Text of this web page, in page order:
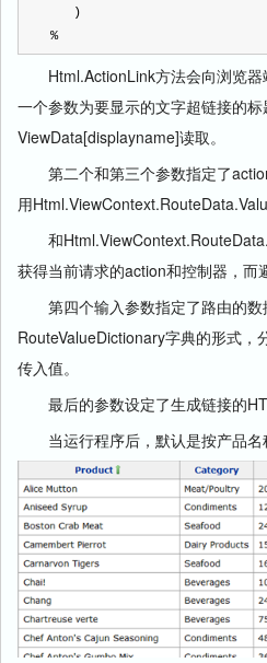
   )
%
Html.ActionLink方法会向浏览器
一个参数为要显示的文字超链接的
ViewData[displayname]读取。
第二个和第三个参数指定了
用
和
获得当前请求的action和控制器，而
第四个输入参数指定了路由的数
RouteValueDictionary字典的形式，
传入值。
最后的参数设定了生成链接的
当运行程序后，默认是按产品名